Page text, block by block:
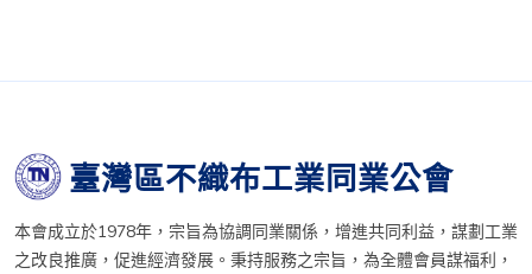
臺灣區不織布工業同業公會
本會成立於1978年，宗旨為協調同業關係，增進共同利益，謀劃工業
之改良推廣，促進經濟發展。秉持服務之宗旨，為全體會員謀福利，